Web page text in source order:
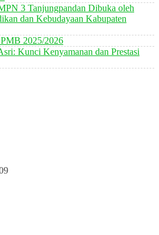
3 Tanjungpandan Dibuka oleh
dan Kebudayaan Kabupaten
2025/2026
Kunci Kenyamanan dan Prestasi